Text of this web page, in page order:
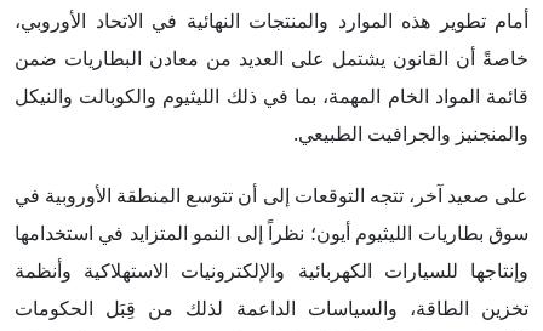
أمام تطوير هذه الموارد والمنتجات النهائية في الاتحاد الأوروبي،
خاصةً أن القانون يشتمل على العديد من معادن البطاريات ضمن
قائمة المواد الخام المهمة، بما في ذلك الليثيوم والكوبالت والنيكل
والمنجنيز والجرافيت الطبيعي.
على صعيد آخر، تتجه التوقعات إلى أن تتوسع المنطقة الأوروبية في
سوق بطاريات الليثيوم أيون؛ نظراً إلى النمو المتزايد في استخدامها
وإنتاجها للسيارات الكهربائية والإلكترونيات الاستهلاكية وأنظمة
تخزين الطاقة، والسياسات الداعمة لذلك من قِبَل الحكومات